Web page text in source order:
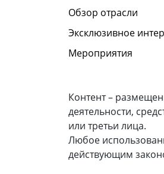
Обзор отрасли
Эксклюзивное
Мероприятия
Контент –
деятельности,
или третьи лица.
Любое
действующим